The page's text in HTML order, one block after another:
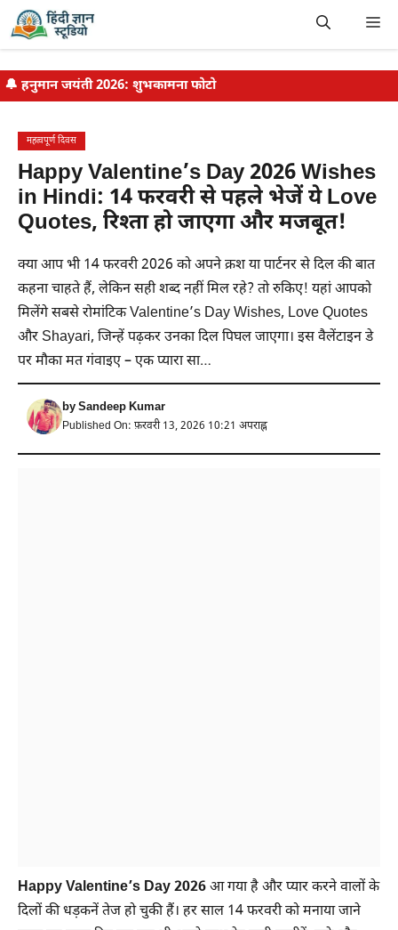
Skip
🔔 हनुमान जयंती 2026: शुभकामना फोटो
महत्वपूर्ण दिवस
Happy Valentine’s Day 2026 Wishes
in Hindi: 14 फरवरी से पहले भेजें ये Love
Quotes, रिश्ता हो जाएगा और मजबूत!
क्या आप भी 14 फरवरी 2026 को अपने क्रश या पार्टनर से दिल की बात
कहना चाहते हैं, लेकिन सही शब्द नहीं मिल रहे? तो रुकिए! यहां आपको
मिलेंगे सबसे रोमांटिक Valentine’s Day Wishes, Love Quotes
और Shayari, जिन्हें पढ़कर उनका दिल पिघल जाएगा। इस वैलेंटाइन डे
पर मौका मत गंवाइए – एक प्यारा सा…
bySandeep Kumar
Published On: फ़रवरी 13, 2026 10:21 अपराह्न
Happy Valentine’s Day 2026आ गया है और प्यार करने वालों के
दिलों की धड़कनें तेज हो चुकी हैं। हर साल 14 फरवरी को मनाया जाने